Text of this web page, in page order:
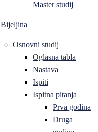
Master studij
Bijeljina
Osnovni studij
Oglasna tabla
Nastava
Ispiti
Ispitna pitanja
Prva godina
Druga